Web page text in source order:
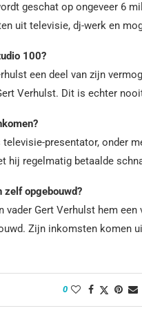
geschat op ongeveer 6
uit televisie, dj-werk en
100?
een deel van zijn
Verhulst. Dit is echter
presentator, onder
hij regelmatig betaalde
opgebouwd?
Gert Verhulst hem
Zijn inkomsten komen
0